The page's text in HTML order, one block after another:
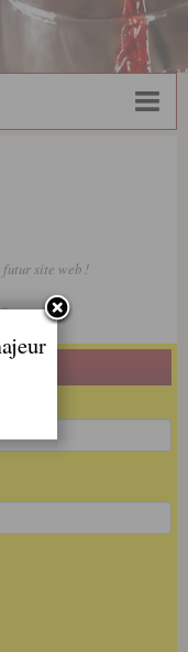
futur site web !